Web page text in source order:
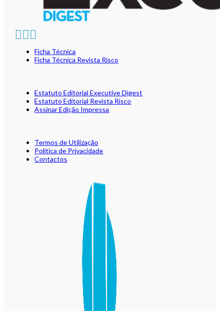
Ficha Técnica
Ficha Técnica Revista Risco
Estatuto Editorial Executive Digest
Estatuto Editorial Revista Risco
Assinar Edição Impressa
Termos de Utilização
Política de Privacidade
Contactos